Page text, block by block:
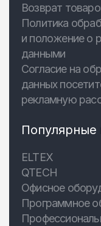
Возврат
Политика
и положение о
данными
Согласие на
данных
рекламную
Популярные
ELTEX
QTECH
Офисное
Программное